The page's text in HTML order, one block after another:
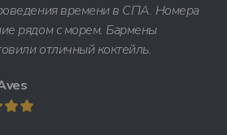
времени в СПА. Номера
рядом с морем. Бармены
отличный коктейль.